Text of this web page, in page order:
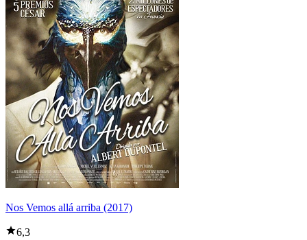
Nos Vemos allá arriba (2017)
6,3